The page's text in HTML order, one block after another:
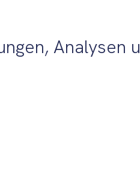
Analysen